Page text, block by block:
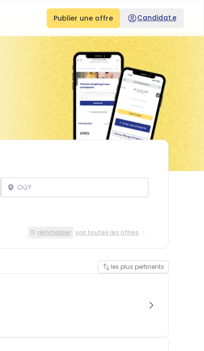
Publier une offre Candidat.e
Localisation
réinitialiser voir toutes les offres
les plus pertinents